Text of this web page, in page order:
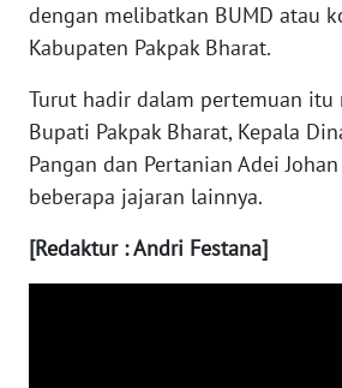
dengan melibatkan BUMD atau
Kabupaten Pakpak Bharat.
Turut hadir dalam pertemuan itu
Bupati Pakpak Bharat, Kepala
Pangan dan Pertanian Adei
beberapa jajaran lainnya.
[Redaktur : Andri Festana]
SUMBAR
WN
BENGKULU